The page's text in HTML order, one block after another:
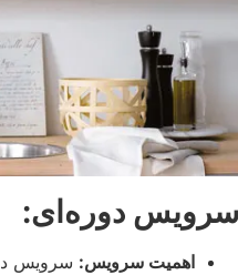
سرویس دوره‌ای:
اهمیت سرویس: سرویس